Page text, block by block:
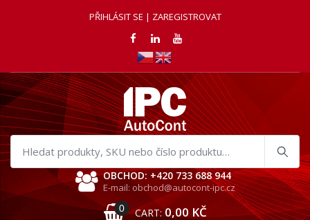
PŘIHLÁSIT SE | ZAREGISTROVAT
Hledat
produkty
OBCHOD: +420 733 688 944
E-mail: obchod@autocont-ipc.cz
0 CART: 0,00 KČ